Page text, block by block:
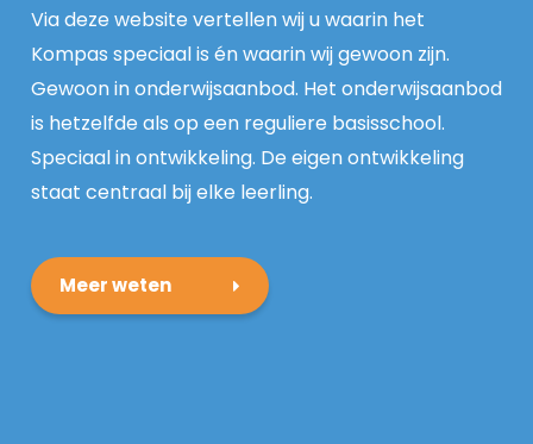
Via deze website vertellen wij u waarin het
Kompas speciaal is én waarin wij gewoon zijn.
Gewoon in onderwijsaanbod. Het onderwijsaanbod
is hetzelfde als op een reguliere basisschool.
Speciaal in ontwikkeling. De eigen ontwikkeling
staat centraal bij elke leerling.
Meer weten